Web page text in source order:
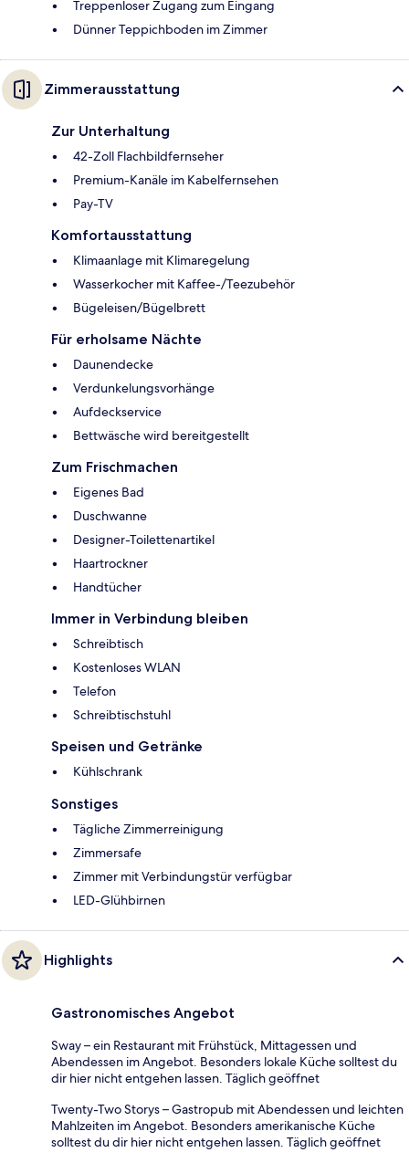
Treppenloser Zugang zum Eingang
Dünner Teppichboden im Zimmer
Zimmerausstattung
Zur Unterhaltung
42-Zoll Flachbildfernseher
Premium-Kanäle im Kabelfernsehen
Pay-TV
Komfortausstattung
Klimaanlage mit Klimaregelung
Wasserkocher mit Kaffee-/Teezubehör
Bügeleisen/Bügelbrett
Für erholsame Nächte
Daunendecke
Verdunkelungsvorhänge
Aufdeckservice
Bettwäsche wird bereitgestellt
Zum Frischmachen
Eigenes Bad
Duschwanne
Designer-Toilettenartikel
Haartrockner
Handtücher
Immer in Verbindung bleiben
Schreibtisch
Kostenloses WLAN
Telefon
Schreibtischstuhl
Speisen und Getränke
Kühlschrank
Sonstiges
Tägliche Zimmerreinigung
Zimmersafe
Zimmer mit Verbindungstür verfügbar
LED-Glühbirnen
Highlights
Gastronomisches Angebot
Sway – ein Restaurant mit Frühstück, Mittagessen und
Abendessen im Angebot. Besonders lokale Küche solltest du
dir hier nicht entgehen lassen. Täglich geöffnet
Twenty-Two Storys – Gastropub mit Abendessen und leichten
Mahlzeiten im Angebot. Besonders amerikanische Küche
solltest du dir hier nicht entgehen lassen. Täglich geöffnet